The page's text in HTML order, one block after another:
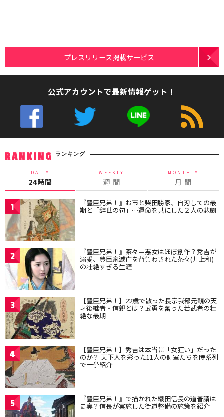
プレスリリース掲載サービス
公式アカウントで最新情報ゲット！
RANKING ランキング
DAILY
24時間
WEEKLY
週 間
MONTHLY
月 間
1 『豊臣兄弟！』お市と柴田勝家、自刃しての最
期と「辞世の句」…運命を共にした２人の悲劇
2 『豊臣兄弟！』茶々＝悪女はほぼ創作？秀吉が
溺愛、豊臣家滅亡を背負わされた茶々(井上和)
の壮絶すぎる生涯
3 【豊臣兄弟！】22歳で散った長宗我部元親の天
才後継者・信親とは？武勇を奮った若武者の壮
絶な最期
4 【豊臣兄弟！】秀吉は本当に「女狂い」だった
のか？ 天下人を彩った11人の側室たちを時系列
で一挙紹介
5 『豊臣兄弟！』で描かれた織田信長の道普請は
史実？信長が実施した街道整備の施策を紹介